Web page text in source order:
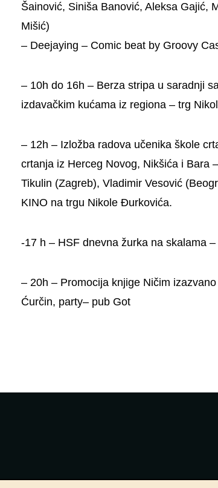
Šainović, Siniša Banović, Aleksa Gajić,
Mišić)
– Deejaying – Comic beat by Groovy
– 10h do 16h – Berza stripa u saradnji
izdavačkim kućama iz regiona – trg
– 12h – Izložba radova učenika škole
crtanja iz Herceg Novog, Nikšića i Bara
Tikulin (Zagreb), Vladimir Vesović
KINO na trgu Nikole Đurkovića.
-17 h – HSF dnevna žurka na skalama
– 20h – Promocija knjige Ničim
Ćurčin, party– pub Got